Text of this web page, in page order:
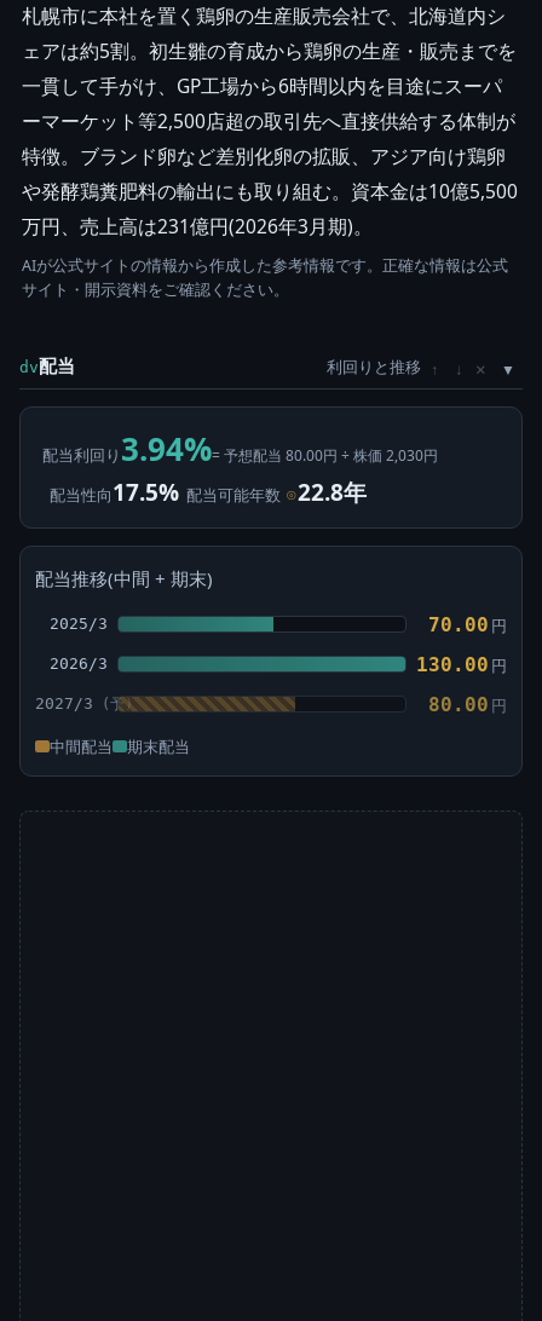
札幌市に本社を置く鶏卵の生産販売会社で、北海道内シ
ェアは約5割。初生雛の育成から鶏卵の生産・販売までを
一貫して手がけ、GP工場から6時間以内を目途にスーパ
ーマーケット等2,500店超の取引先へ直接供給する体制が
特徴。ブランド卵など差別化卵の拡販、アジア向け鶏卵
や発酵鶏糞肥料の輸出にも取り組む。資本金は10億5,500
万円、売上高は231億円(2026年3月期)。
AIが公式サイトの情報から作成した参考情報です。正確な情報は公式
サイト・開示資料をご確認ください。
dv配当 利回りと推移 ↑ ↓ ×
配当利回り 3.94%= 予想配当 80.00円 ÷ 株価 2,030円
配当性向17.5% 配当可能年数 ⊙22.8年
配当推移(中間 + 期末)
2025/3 70.00 円
2026/3 130.00 円
2027/3 80.00 円
中間配当 期末配当